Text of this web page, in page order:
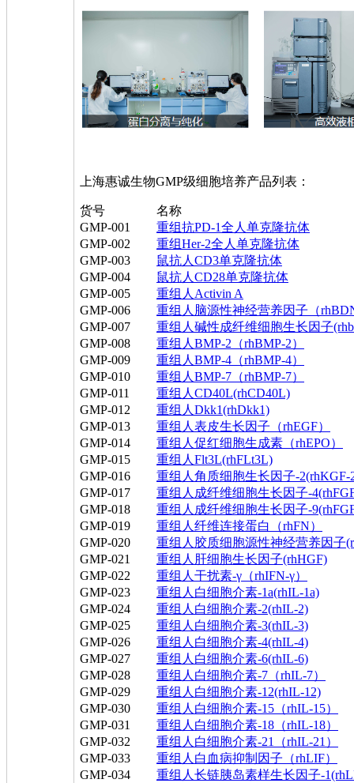
上海惠诚生物GMP级细胞培养产品列表：
货号
名称
GMP-001
重组抗PD-1全人单克隆抗体
GMP-002
重组Her-2全人单克隆抗体
GMP-003
鼠抗人CD3单克隆抗体
GMP-004
鼠抗人CD28单克隆抗体
GMP-005
重组人Activin A
GMP-006
重组人脑源性神经营养因子（
GMP-007
重组人碱性成纤维细胞生长因子
GMP-008
重组人BMP-2（rhBMP-2）
GMP-009
重组人BMP-4（rhBMP-4）
GMP-010
重组人BMP-7（rhBMP-7）
GMP-011
重组人CD40L(rhCD40L)
GMP-012
重组人Dkk1(rhDkk1)
GMP-013
重组人表皮生长因子（rhEGF）
GMP-014
重组人促红细胞生成素（rhEPO）
GMP-015
重组人Flt3L(rhFLt3L)
GMP-016
重组人角质细胞生长因子-2(rhKGF-
GMP-017
重组人成纤维细胞生长因子-
GMP-018
重组人成纤维细胞生长因子-
GMP-019
重组人纤维连接蛋白（rhFN）
GMP-020
重组人胶质细胞源性神经营养因子
GMP-021
重组人肝细胞生长因子(rhHGF)
GMP-022
重组人干扰素-γ（rhIFN-γ）
GMP-023
重组人白细胞介素-1a(rhIL-1a)
GMP-024
重组人白细胞介素-2(rhIL-2)
GMP-025
重组人白细胞介素-3(rhIL-3)
GMP-026
重组人白细胞介素-4(rhIL-4)
GMP-027
重组人白细胞介素-6(rhIL-6)
GMP-028
重组人白细胞介素-7（rhIL-7）
GMP-029
重组人白细胞介素-12(rhIL-12)
GMP-030
重组人白细胞介素-15（rhIL-15）
GMP-031
重组人白细胞介素-18（rhIL-18）
GMP-032
重组人白细胞介素-21（rhIL-21）
GMP-033
重组人白血病抑制因子（rhLIF）
GMP-034
重组人长链胰岛素样生长因子-